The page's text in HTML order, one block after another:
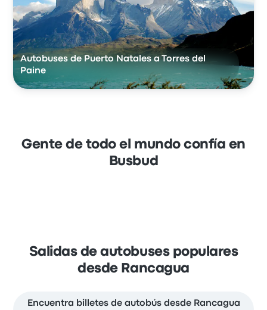
Autobuses de Puerto Natales a Torres del
Paine
Gente de todo el mundo confía en
Busbud
Salidas de autobuses populares
desde Rancagua
Encuentra billetes de autobús desde Rancagua